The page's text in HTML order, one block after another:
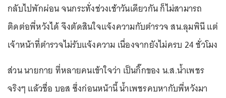
กลับไปพักผ่อน จนกระทั่งช่วงเช้าวันเดียวกัน ก็ไม่สามารถ
ติดต่อพี่หวังได้ จึงตัดสินใจแจ้งความกับตำรวจ สน.ลุมพินี แต่
เจ้าหน้าที่ตำรวจไม่รับแจ้งความ เนื่องจากยังไม่ครบ 24 ชั่วโมง
ส่วน นายกาย ที่หลายคนเข้าใจว่า เป็นกิ๊กของ น.ส.น้ำเพชร
จริงๆ แล้วชื่อ บอส ซึ่งก่อนหน้านี้ น้ำเพชรคบหากับพี่หวังมา